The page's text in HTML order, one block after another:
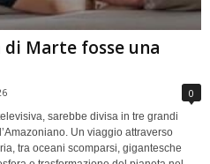
Marte fosse una
0
sarebbe divisa in tre grandi
Un viaggio attraverso
tra oceani scomparsi, gigantesche